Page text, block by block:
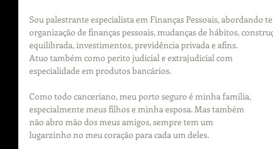
Sou palestrante especialista em Finanças Pessoais, abordando
organização de finanças pessoais, mudanças de hábitos,
equilibrada, investimentos, previdência privada e afins.
Atuo também como perito judicial e extrajudicial com
especialidade em produtos bancários.
Como todo canceriano, meu porto seguro é minha família,
especialmente meus filhos e minha esposa. Mas também
não abro mão dos meus amigos, sempre tem um
lugarzinho no meu coração para cada um deles.